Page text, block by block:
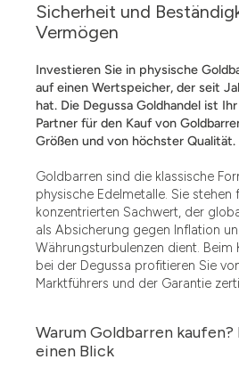
Sicherheit und
Vermögen
Investieren Sie in physische
auf einen Wertspeicher, der seit
hat. Die Degussa Goldhandel ist
Partner für den Kauf von
Größen und von höchster Qualität.
Goldbarren sind die klassische
physische Edelmetalle. Sie stehen
konzentrierten Sachwert, der
als Absicherung gegen Inflation
Währungsturbulenzen dient. Beim
bei der Degussa profitieren Sie
Marktführers und der Garantie
Warum Goldbarren
einen Blick